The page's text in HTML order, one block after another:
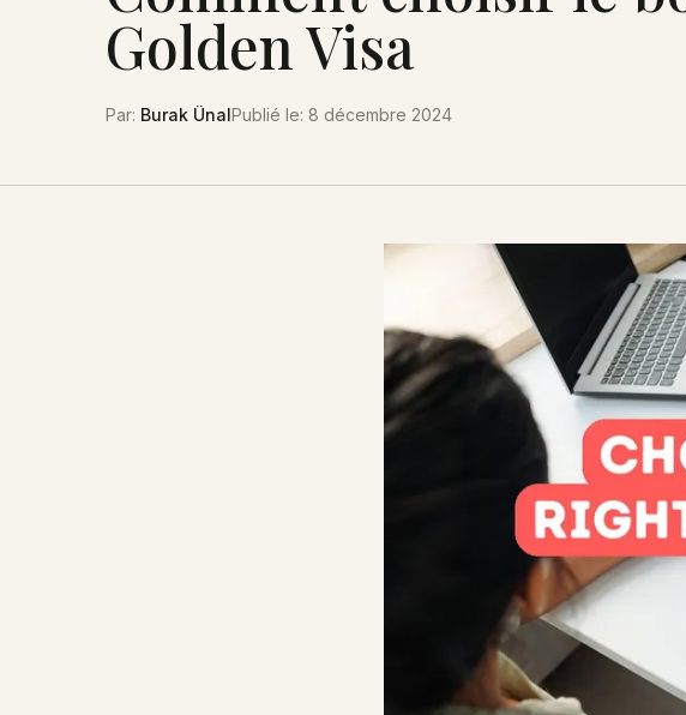
Golden Visa
Par: Burak ÜnalPublié le: 8 décembre 2024